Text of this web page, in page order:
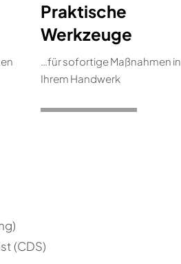
Praktische
Werkzeuge
…für sofortige Maßnahmen in
Ihrem Handwerk
(CDS)